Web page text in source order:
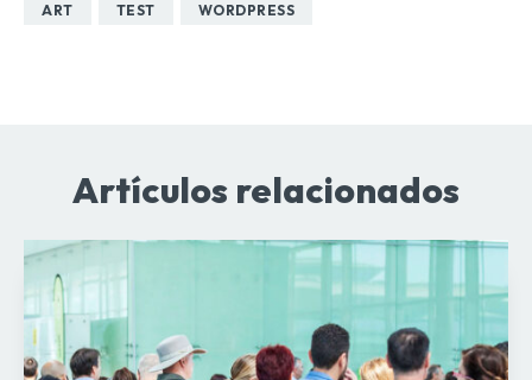
ART TEST WORDPRESS
Artículos relacionados